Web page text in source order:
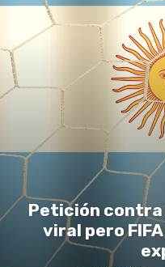
Petición contra
viral pero